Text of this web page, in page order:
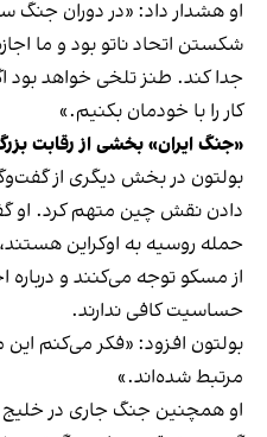
او هشدار داد: «در دوران جنگ
شکستن اتحاد ناتو بود و ما
جدا کند. طنز تلخی خواهد بود
کار را با خودمان بکنیم.»
«جنگ ایران» بخشی از رقابت
بولتون در بخش دیگری از
دادن نقش چین متهم کرد. او
حمله روسیه به اوکراین
از مسکو توجه می‌کنند و درباره
حساسیت کافی ندارند.
بولتون افزود: «فکر می‌کنم
مرتبط شده‌اند.»
او همچنین جنگ جاری در خلیج